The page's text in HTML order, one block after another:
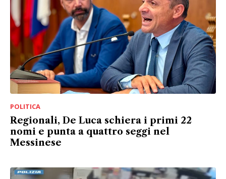
POLITICA
Regionali, De Luca schiera i primi 22
nomi e punta a quattro seggi nel
Messinese